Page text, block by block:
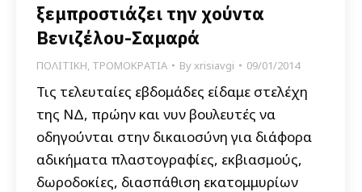
ξεμπροστιάζει την χούντα
Βενιζέλου-Σαμαρά
ΠΟΛΙΤΙΚΗ, ΤΡΟΜΟΚΡΑΤΙΑ Byxrisiavgi 09/01/2014
Τις τελευταίες εβδομάδες είδαμε στελέχη
της ΝΔ, πρώην και νυν βουλευτές να
οδηγούνται στην δικαιοσύνη για διάφορα
αδικήματα πλαστογραφίες, εκβιασμούς,
δωροδοκίες, διασπάθιση εκατομμυρίων